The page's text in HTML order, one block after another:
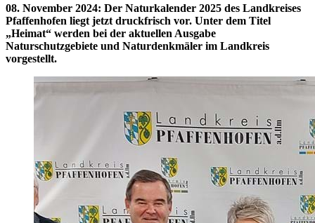
08. November 2024: Der Naturkalender 2025 des Landkreises
Pfaffenhofen liegt jetzt druckfrisch vor. Unter dem Titel
„Heimat“ werden bei der aktuellen Ausgabe
Naturschutzgebiete und Naturdenkmäler im Landkreis
vorgestellt.